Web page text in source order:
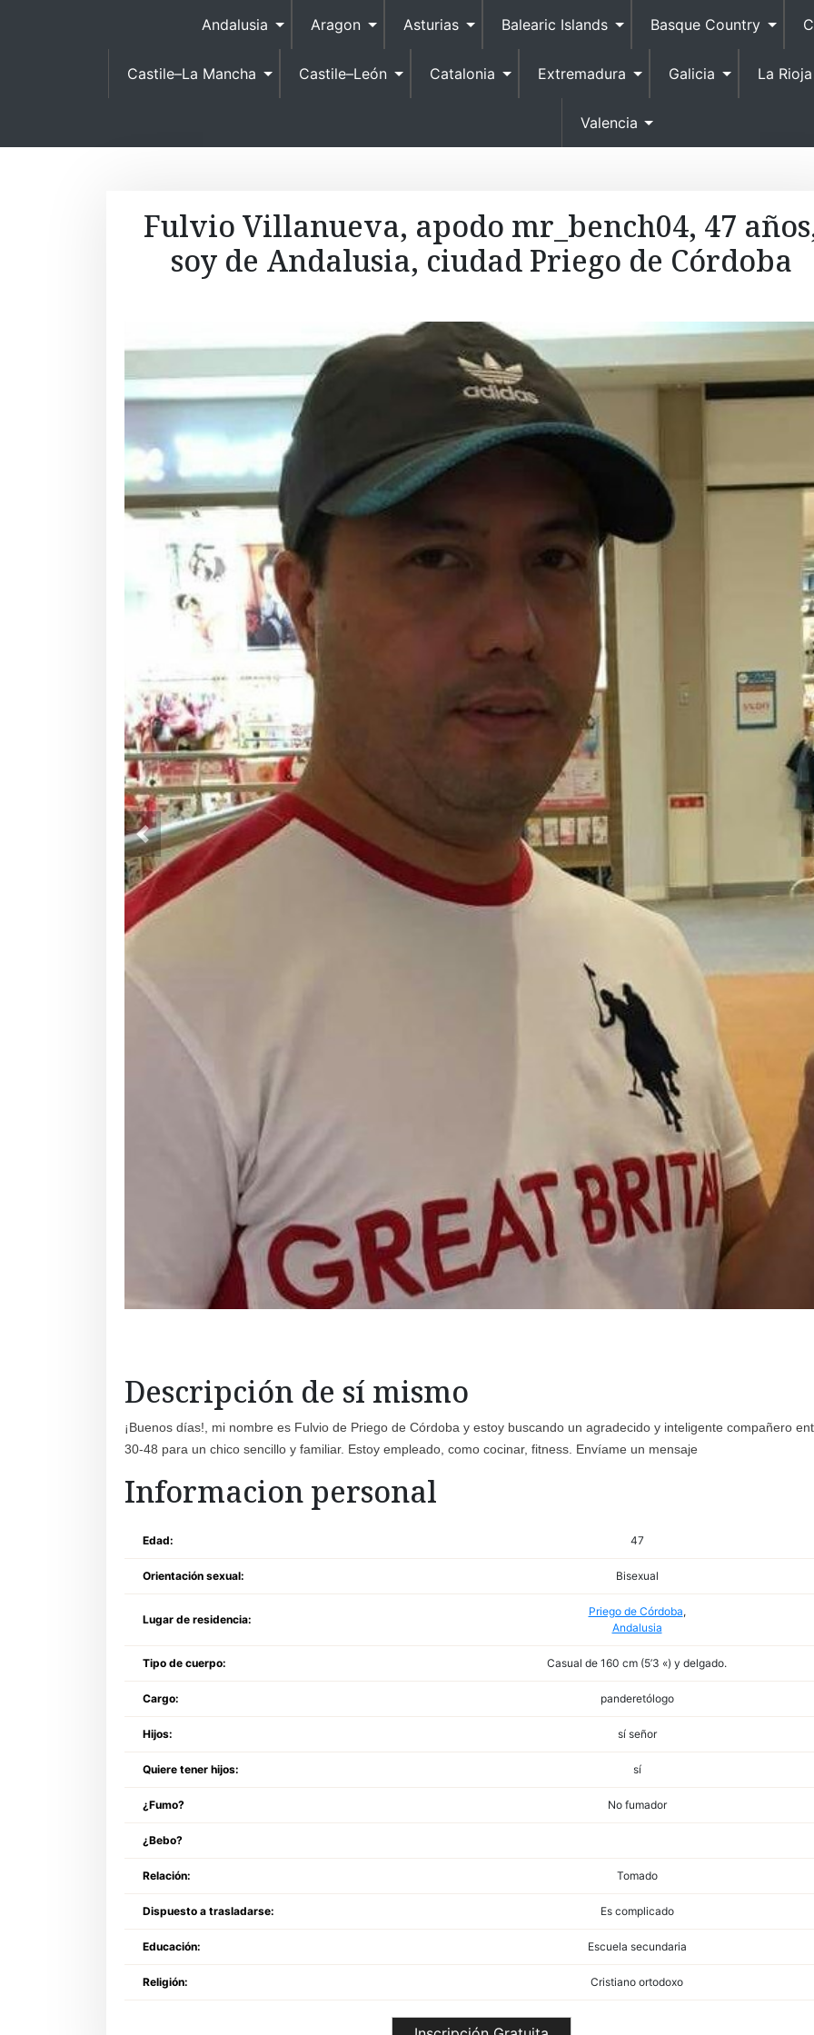
p
o
e
t
Andalusia Aragon Asturias Balearic Islands Basque Country
Castile–La Mancha Castile–León Catalonia Extremadura Galicia La Rioja
Valencia
Fulvio Villanueva, apodo mr_bench04, 47
soy de Andalusia, ciudad Priego de Córdoba
Descripción de sí mismo
¡Buenos días!, mi nombre es Fulvio de Priego de Córdoba y estoy buscando un agradecido y inteligente compañero
30-48 para un chico sencillo y familiar. Estoy empleado, como cocinar, fitness. Envíame un mensaje
Informacion personal
Edad: 47
Orientación sexual: Bisexual
Lugar de residencia:
Priego de Córdoba,
Andalusia
Tipo de cuerpo: Casual de 160 cm (5’3 «) y delgado.
Cargo: panderetólogo
Hijos: sí señor
Quiere tener hijos: sí
¿Fumo? No fumador
¿Bebo?
Relación: Tomado
Dispuesto a trasladarse: Es complicado
Educación: Escuela secundaria
Religión: Cristiano ortodoxo